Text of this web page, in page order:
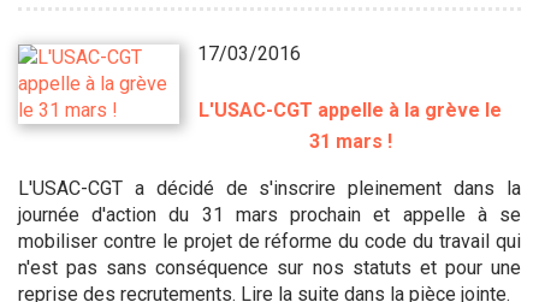
17/03/2016
L'USAC-CGT appelle à la grève le
31 mars !
L'USAC-CGT a décidé de s'inscrire pleinement dans la
journée d'action du 31 mars prochain et appelle à se
mobiliser contre le projet de réforme du code du travail qui
n'est pas sans conséquence sur nos statuts et pour une
reprise des recrutements. Lire la suite dans la pièce jointe.